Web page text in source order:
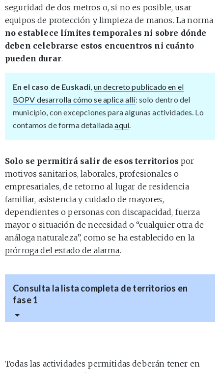
seguridad de dos metros o, si no es posible, usar
equipos de protección y limpieza de manos. La norma
no establece límites temporales ni sobre dónde
deben celebrarse estos encuentros ni cuánto
pueden durar.
En el caso de Euskadi un decreto publicado en el
BOPV desarrolla cómo se aplica allí: solo dentro del
municipio, con excepciones para algunas actividades. Lo
contamos de forma detalladaaquí.
Solo se permitirá salir de esos territorios por
motivos sanitarios, laborales, profesionales o
empresariales, de retorno al lugar de residencia
familiar, asistencia y cuidado de mayores,
dependientes o personas con discapacidad, fuerza
mayor o situación de necesidad o “cualquier otra de
análoga naturaleza”, como se ha establecido en la
prórroga del estado de alarma.
Consulta la lista completa de territorios en
fase 1
Todas las actividades permitidas deberán tener en